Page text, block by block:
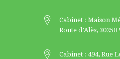
Cabinet : Maison
Route d’Alès,
Cabinet : 494, Rue